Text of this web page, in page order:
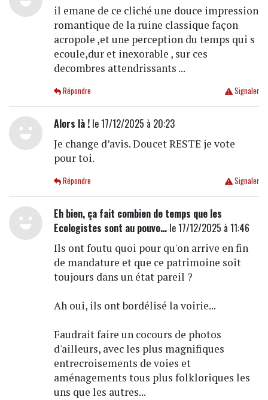
il emane de ce cliché une douce impression
romantique de la ruine classique façon
acropole ,et une perception du temps qui s
ecoule,dur et inexorable , sur ces
decombres attendrissants ...
Signaler
Répondre
Alors là !le 17/12/2025 à 20:23
Je change d’avis. Doucet RESTE je vote
pour toi.
Signaler
Répondre
Eh bien, ça fait combien de temps que les
Ecologistes sont au pouvo…le 17/12/2025 à 11:46
Ils ont foutu quoi pour qu'on arrive en fin
de mandature et que ce patrimoine soit
toujours dans un état pareil ?
Ah oui, ils ont bordélisé la voirie...
Faudrait faire un cocours de photos
d'ailleurs, avec les plus magnifiques
entrecroisements de voies et
aménagements tous plus folkloriques les
uns que les autres...